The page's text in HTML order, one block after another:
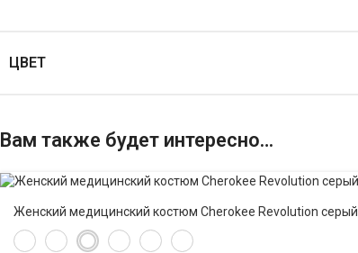
ЦВЕТ
Вам также будет интересно…
Женский медицинский костюм Cherokee Revolution серый